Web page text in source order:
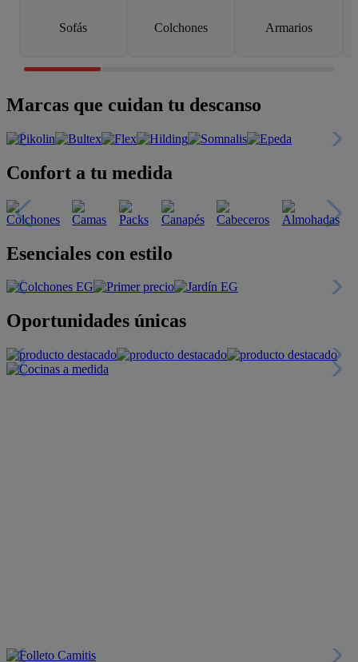
Sofás Colchones Armarios
Marcas que cuidan tu descanso
Confort a tu medida
Esenciales con estilo
Oportunidades únicas